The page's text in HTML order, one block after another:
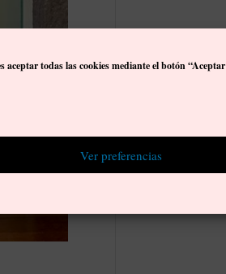
todas las cookies mediante el botón “Aceptar
Ver preferencias